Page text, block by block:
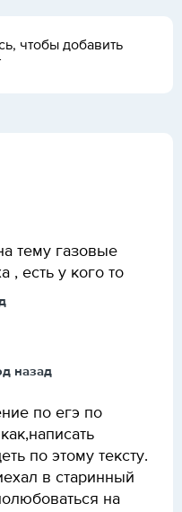
чтобы добавить
тему газовые
, есть у кого то
назад
по егэ по
по этому тексту.
в старинный
на